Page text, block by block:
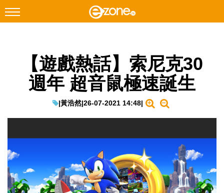
Facebook Instagram
科技焦點
遊戲動漫
教學評測
EduTech
IT Times
【遊戲熱話】索尼克30
週年 超音鼠極速誕生
|黃浩然|26-07-2021 14:48|